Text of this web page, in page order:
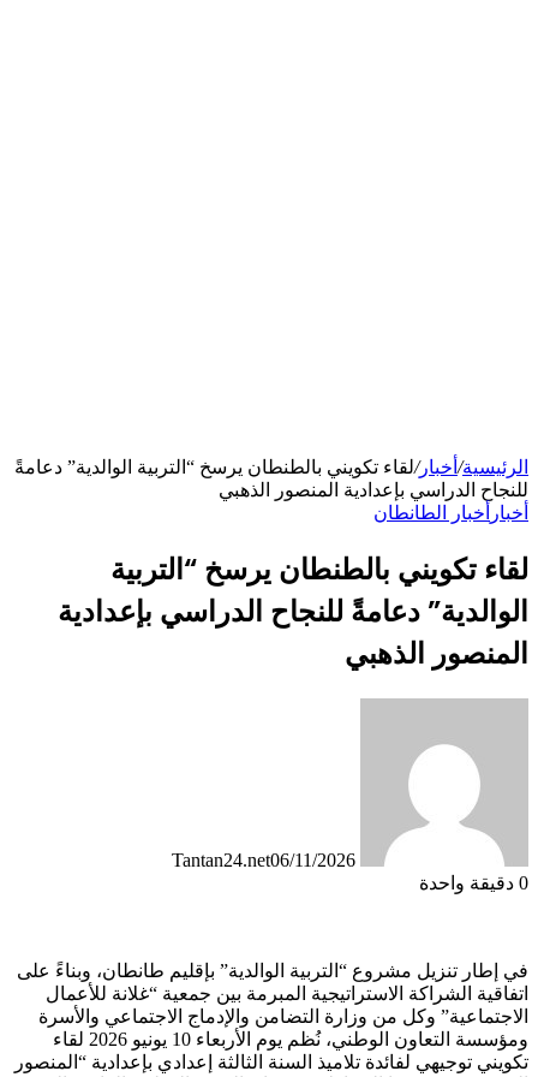
الرئيسية/ أخبار/لقاء تكويني بالطنطان يرسخ “التربية الوالدية” دعامةً
للنجاح الدراسي بإعدادية المنصور الذهبي
أخبار أخبار الطانطان
لقاء تكويني بالطنطان يرسخ “التربية
الوالدية” دعامةً للنجاح الدراسي بإعدادية
المنصور الذهبي
Tantan24.net06/11/2026
0 دقيقة واحدة
في إطار تنزيل مشروع “التربية الوالدية” بإقليم طانطان، وبناءً على
اتفاقية الشراكة الاستراتيجية المبرمة بين جمعية “غلانة للأعمال
الاجتماعية” وكل من وزارة التضامن والإدماج الاجتماعي والأسرة
ومؤسسة التعاون الوطني، نُظم يوم الأربعاء 10 يونيو 2026 لقاء
تكويني توجيهي لفائدة تلاميذ السنة الثالثة إعدادي بإعدادية “المنصور